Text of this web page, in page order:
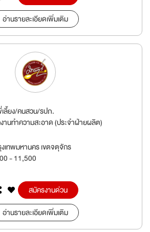
อ่านรายละเอียดเพิ่มเติม
ลี้ยง/คนสวน/รปภ.
นทำความสะอาด (ประจำฝ่ายผลิต)
เทพมหานคร เขตจตุจักร
- 11,500
สมัครงานด่วน
อ่านรายละเอียดเพิ่มเติม